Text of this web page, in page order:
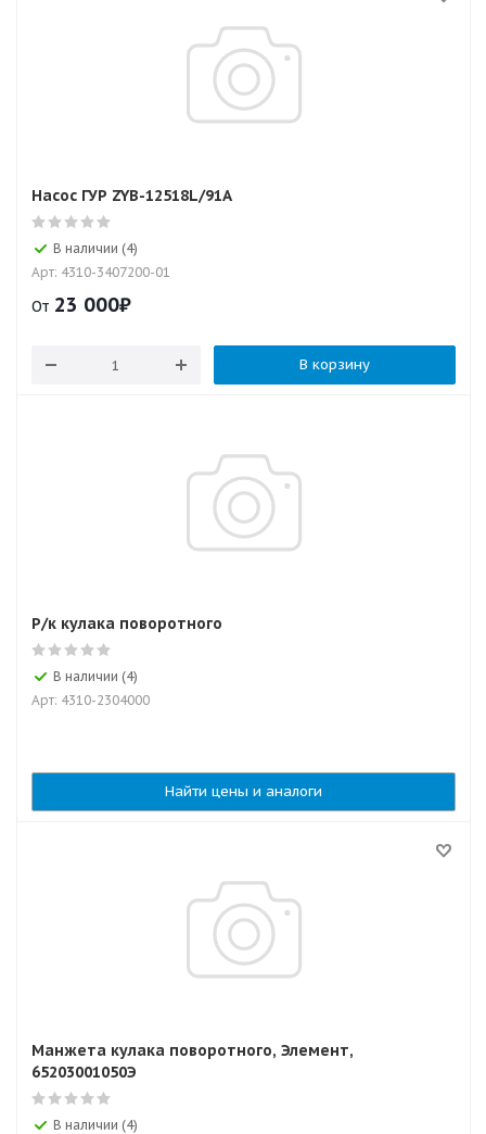
Насос ГУР ZYB-12518L/91A
В наличии (4)
Арт: 4310-3407200-01
От 23 000₽
В корзину
Р/к кулака поворотного
В наличии (4)
Арт: 4310-2304000
Найти цены и аналоги
Манжета кулака поворотного, Элемент,
65203001050Э
В наличии (4)